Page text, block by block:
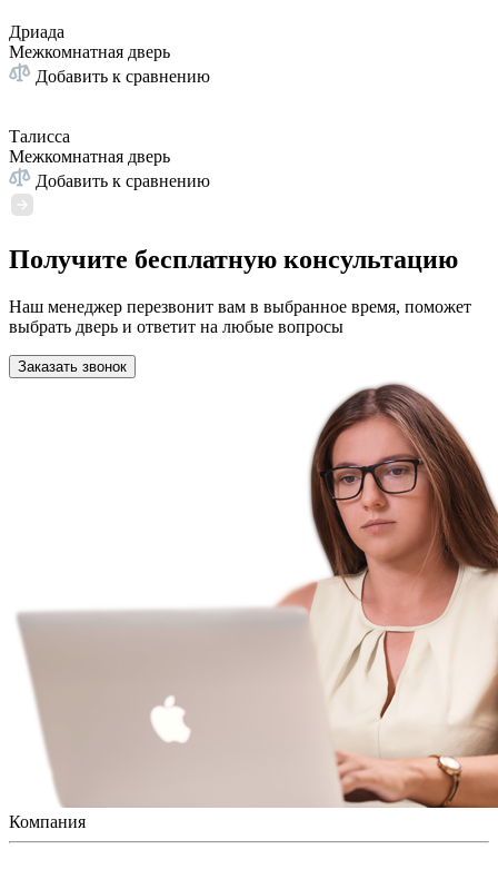
Дриада
Межкомнатная дверь
Добавить к сравнению
Талисса
Межкомнатная дверь
Добавить к сравнению
Получите бесплатную консультацию
Наш менеджер перезвонит вам в выбранное время, поможет
выбрать дверь и ответит на любые вопросы
Заказать звонок
Компания